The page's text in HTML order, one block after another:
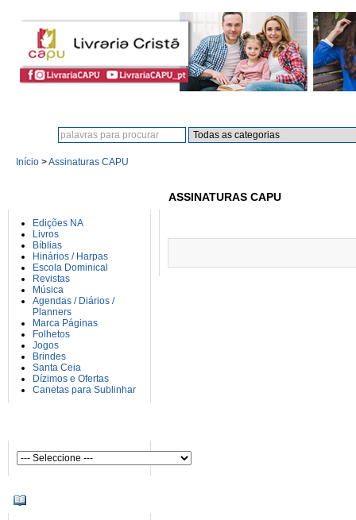
Início >Assinaturas CAPU
Edições NA
Livros
Bíblias
Hinários / Harpas
Escola Dominical
Revistas
Música
Agendas / Diários /
Planners
Marca Páginas
Folhetos
Jogos
Brindes
Santa Ceia
Dízimos e Ofertas
Canetas para Sublinhar
ASSINATURAS CAPU